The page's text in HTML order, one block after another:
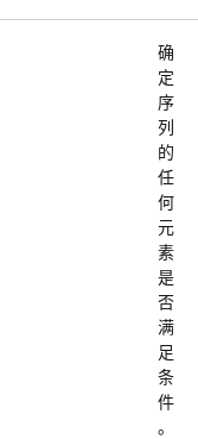
确
定
序
列
的
任
何
元
素
是
否
满
足
条
件
。